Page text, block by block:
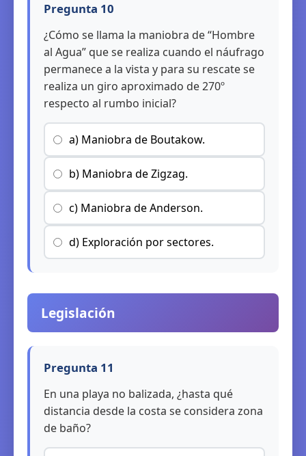
Pregunta 10
¿Cómo se llama la maniobra de “Hombre
al Agua” que se realiza cuando el náufrago
permanece a la vista y para su rescate se
realiza un giro aproximado de 270º
respecto al rumbo inicial?
a) Maniobra de Boutakow.
b) Maniobra de Zigzag.
c) Maniobra de Anderson.
d) Exploración por sectores.
Legislación
Pregunta 11
En una playa no balizada, ¿hasta qué
distancia desde la costa se considera zona
de baño?